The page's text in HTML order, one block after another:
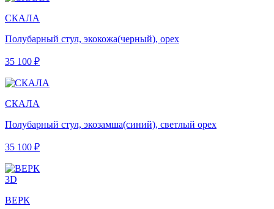
СКАЛА
Полубарный стул, экокожа(черный), орех
35 100 ₽
СКАЛА
Полубарный стул, экозамша(синий), светлый орех
35 100 ₽
3D
ВЕРК